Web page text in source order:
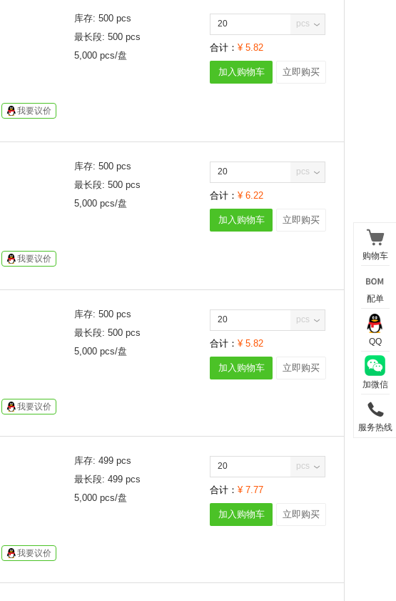
70A
80A
100A
455mV
460mV
475mV
520mV
525mV
530mV
540mV
550mV
580mV
590mV
600mV
610mV
620mV
630mV
670mV
690mV
710mV
720mV
725mV
我要议价
库存: 500 pcs
最长段: 500 pcs
5,000 pcs/盘
pcs
合计： ¥ 5.82
加入购物车 立即购买
我要议价
库存: 500 pcs
最长段: 500 pcs
5,000 pcs/盘
pcs
合计： ¥ 6.22
加入购物车 立即购买
我要议价
库存: 500 pcs
最长段: 500 pcs
5,000 pcs/盘
pcs
合计： ¥ 5.82
加入购物车 立即购买
我要议价
库存: 499 pcs
最长段: 499 pcs
5,000 pcs/盘
pcs
合计： ¥ 7.77
加入购物车 立即购买
购物车
配单
QQ
加微信
服务热线